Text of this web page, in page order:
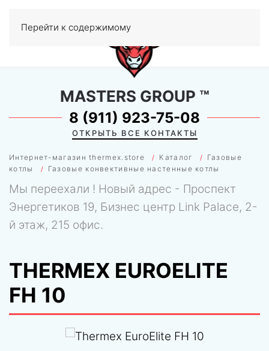
Перейти к содержимому
0
Интернет-магазин thermex.store Каталог
Газовые
котлы
Газовые конвективные настенные котлы
MASTERS GROUP ™
8 (911) 923-75-08
ОТКРЫТЬ ВСЕ КОНТАКТЫ
Мы переехали ! Новый адрес - Проспект
Энергетиков 19, Бизнес центр Link Palace, 2-
й этаж, 215 офис.
THERMEX EUROELITE
FH 10